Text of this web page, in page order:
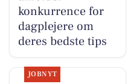
konkurrence for
dagplejere om
deres bedste tips
JOBNYT